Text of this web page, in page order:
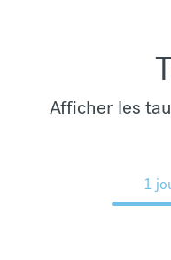
Afficher les
1